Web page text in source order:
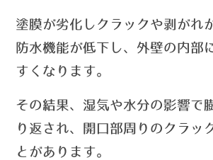
塗膜が劣化しクラックや剥がれ
防水機能が低下し、外壁の内部
すくなります。
その結果、湿気や水分の影響で
り返され、開口部周りのクラッ
とがあります。